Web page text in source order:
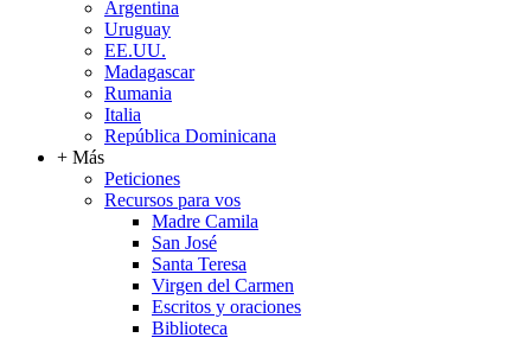
Argentina
Uruguay
EE.UU.
Madagascar
Rumania
Italia
República Dominicana
+ Más
Peticiones
Recursos para vos
Madre Camila
San José
Santa Teresa
Virgen del Carmen
Escritos y oraciones
Biblioteca